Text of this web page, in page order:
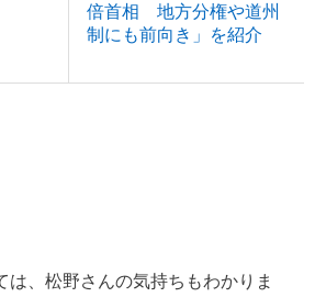
倍首相 地方分権や道州
制にも前向き」を紹介
は、松野さんの気持ちもわかりま